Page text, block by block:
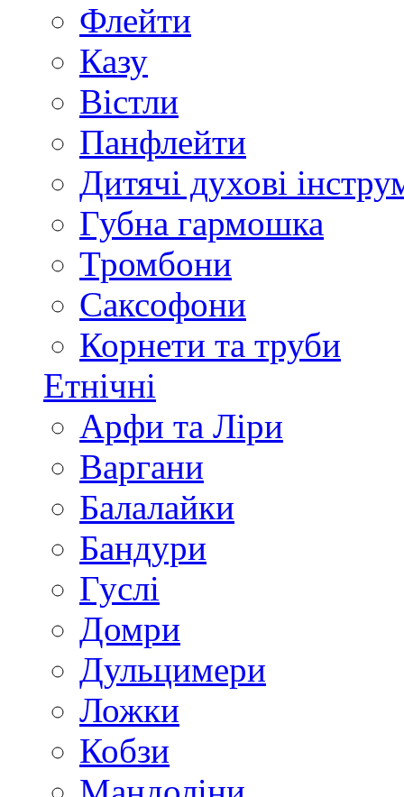
Флейти
Казу
Вістли
Панфлейти
Дитячі духові
Губна гармошка
Тромбони
Саксофони
Корнети та труби
Етнічні
Арфи та Ліри
Варгани
Балалайки
Бандури
Гуслі
Домри
Дульцимери
Ложки
Кобзи